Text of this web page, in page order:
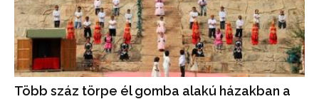
Több száz törpe él gomba alakú házakban a